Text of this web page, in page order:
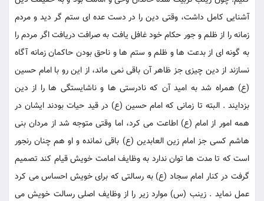
آشنایی کامل داشت، وقتی دین را در دست عده ای ستم گر دید و مردم
زمانه را از ظلم و جور حکام خود غافل یافت به صرافت دریافت اگر مردم را
به گونه ای از بدعت ها و ظلم و ستم ها و ناحق بودن حاکمان زمانه آگاه
نسازند از دین چیزی جز ظاهر آن باقی نمی ماند، از این رو با امام حسین
(ع) همراه شد به امید آن که نادرستی ها و ناشایستگی ها را از دین
بزدایند . البته تا زمانی که امام حسین (ع) در قید حیات بودند ایشان در
همه امور از امام (ع) اطاعت می کرد، اما وقتی متوجه شد از مردان بنی
هاشم کسی جز امام زین العابدین (ع) باقی نمانده و او هم چنان رنجور
است که تا مدت ها توان ندارد به وظایف امامت خویش قیام کند تصمیم
گرفت در کنار امام سجاد (ع) به رسالتی که برای خویش احساس می کرد
عمل نماید . زینب (س) موارد زیر را از وظایف اصلی رسالت خویش می